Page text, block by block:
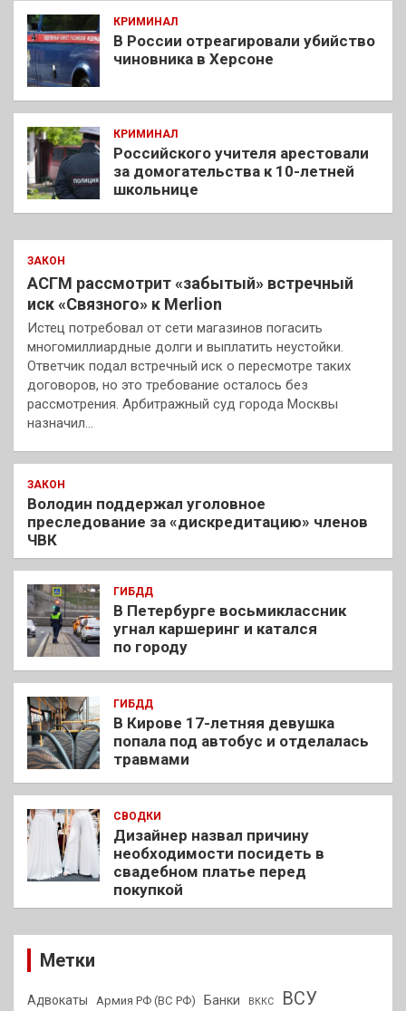
КРИМИНАЛ
В России отреагировали убийство
чиновника в Херсоне
КРИМИНАЛ
Российского учителя арестовали
за домогательства к 10-летней
школьнице
ЗАКОН
АСГМ рассмотрит «забытый» встречный
иск «Связного» к Merlion
Истец потребовал от сети магазинов погасить
многомиллиардные долги и выплатить неустойки.
Ответчик подал встречный иск о пересмотре таких
договоров, но это требование осталось без
рассмотрения. Арбитражный суд города Москвы
назначил…
ЗАКОН
Володин поддержал уголовное
преследование за «дискредитацию» членов
ЧВК
ГИБДД
В Петербурге восьмиклассник
угнал каршеринг и катался
по городу
ГИБДД
В Кирове 17-летняя девушка
попала под автобус и отделалась
травмами
СВОДКИ
Дизайнер назвал причину
необходимости посидеть в
свадебном платье перед
покупкой
Метки
Адвокаты Армия РФ (ВС РФ) Банки ВККС ВСУ